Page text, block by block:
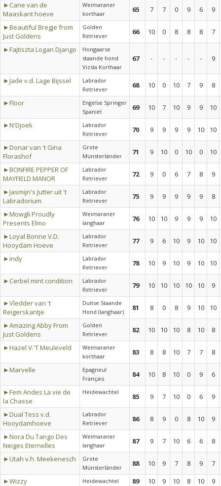
►Cane van de
Maaskant hoeve
Weimaraner
korthaar
65 7 7 0 9 6
9
►Beautiful Bregje from
Just Goldens
Golden
Retriever
66 10 0 8 8 8
7
►Fajtiszta Logan Django
Hongaarse
staande hond
Vizsla Korthaar
67 - - - - - 9
►Jade v.d. Lage Bijssel
Labrador
Retriever
68 10 0 10 7 9
8
►Floor
Engelse Springer
Spaniel
69 10 7 10 9 9
10
►N'Djoek
Labrador
Retriever
70 9 9 9 9 10
10
►Donar van 't Gina
Florashof
Grote
Münsterländer
71 9 10 0 10 0
10
►BONFIRE PEPPER OF
MAYFIELD MANOR
Labrador
Retriever
72 9 0 6 7 8
9
►Jasmijn's Jutter uit 't
Labradorium
Labrador
Retriever
75 9 9 9 9 9
8
►Mowgli Proudly
Presents Elmo
Weimaraner
langhaar
76 10 10 9 9 9
10
►Loyal Bonne V.D.
Hooydam Hoeve
Labrador
Retriever
77 9 6 10 9 10
10
►indy
Labrador
Retriever
78 10 9 10 9 10
10
►Cerbel mint condition
Labrador
Retriever
79 10 10 10 10 10
9
►Vledder van 't
Reigerskantje
Duitse Staande
Hond (langhaar)
81 8 0 8 9 10
10
►Amazing Abby From
Just Goldens
Golden
Retriever
82 10 10 10 8 10
8
►Hazel V.'T Meuleveld
Weimaraner
korthaar
83 8 8 10 7 7
8
►Marvelle
Epagneul
Français
84 10 8 10 0 9
6
►Fem Andes La vie de
la Chasse
Heidewachtel
85 9 7 10 0 6
9
►Dual Tess v.d.
Hooydamhoeve
Labrador
Retriever
86 8 9 0 8 10
9
►Nora Du Tango Des
Neiges Eternelles
Weimaraner
langhaar
87 9 7 10 6 6
8
►Utah v.h. Meekenesch
Grote
Münsterländer
88 10 9 7 8 9
7
►Wizzy
Heidewachtel 89 10 9 10 8 10
9